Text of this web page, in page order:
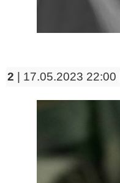
2 | 17.05.2023 22:00 |